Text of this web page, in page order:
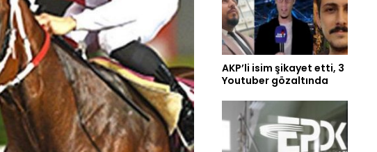
AKP’li isim şikayet etti, 3
Youtuber gözaltında